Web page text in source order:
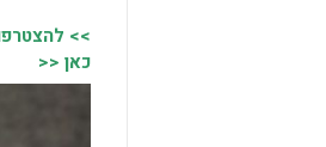
>>
כאן <<